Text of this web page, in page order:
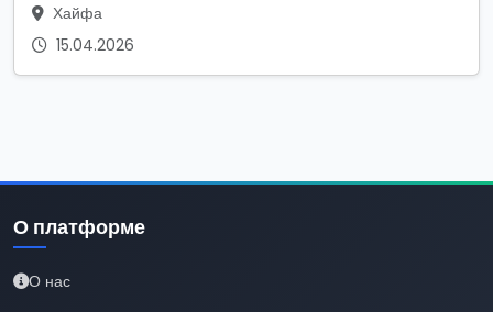
Хайфа
15.04.2026
О платформе
О нас